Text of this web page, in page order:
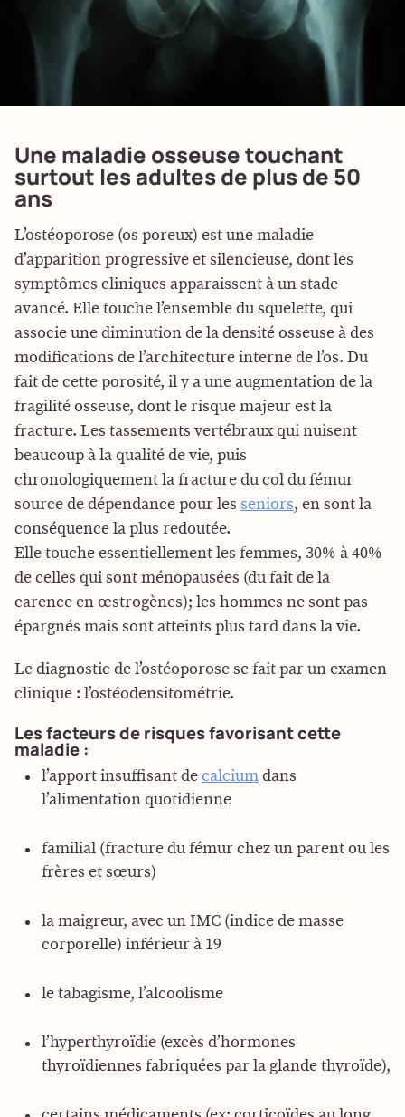
Une maladie osseuse touchant
surtout les adultes de plus de 50
ans
L’ostéoporose (os poreux) est une maladie
d’apparition progressive et silencieuse, dont les
symptômes cliniques apparaissent à un stade
avancé. Elle touche l’ensemble du squelette, qui
associe une diminution de la densité osseuse à des
modifications de l’architecture interne de l’os. Du
fait de cette porosité, il y a une augmentation de la
fragilité osseuse, dont le risque majeur est la
fracture. Les tassements vertébraux qui nuisent
beaucoup à la qualité de vie, puis
chronologiquement la fracture du col du fémur
source de dépendance pour les seniors, en sont la
conséquence la plus redoutée.
Elle touche essentiellement les femmes, 30% à 40%
de celles qui sont ménopausées (du fait de la
carence en œstrogènes); les hommes ne sont pas
épargnés mais sont atteints plus tard dans la vie.
Le diagnostic de l’ostéoporose se fait par un examen
clinique : l’ostéodensitométrie.
Les facteurs de risques favorisant cette
maladie :
l’apport insuffisant de calcium dans
l’alimentation quotidienne
familial (fracture du fémur chez un parent ou les
frères et sœurs)
la maigreur, avec un IMC (indice de masse
corporelle) inférieur à 19
le tabagisme, l’alcoolisme
l’hyperthyroïdie (excès d’hormones
thyroïdiennes fabriquées par la glande thyroïde),